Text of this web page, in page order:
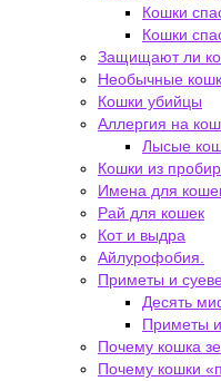
Кошки
Кошки
Защищают ли
Необычные
Кошки убийцы
Аллергия на
Лысые
Кошки из
Имена для
Рай для кошек
Кот и выдра
Айлурофобия.
Приметы и
Десять
Приметы
Почему кошка
Почему кошки